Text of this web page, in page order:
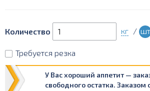
Количество кг / шт
Требуется резка
У Вас хороший аппетит —
свободного остатка. Заказом